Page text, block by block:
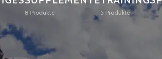
8 Produkte 5 Produkte